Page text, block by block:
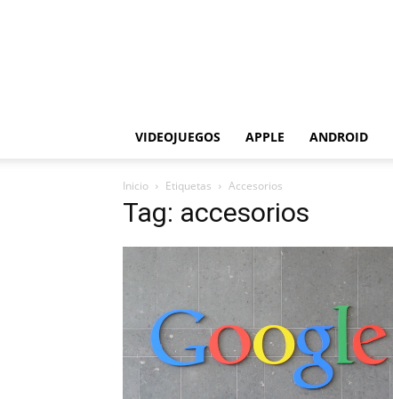
VIDEOJUEGOS APPLE ANDROID
Inicio Etiquetas Accesorios
Tag: accesorios